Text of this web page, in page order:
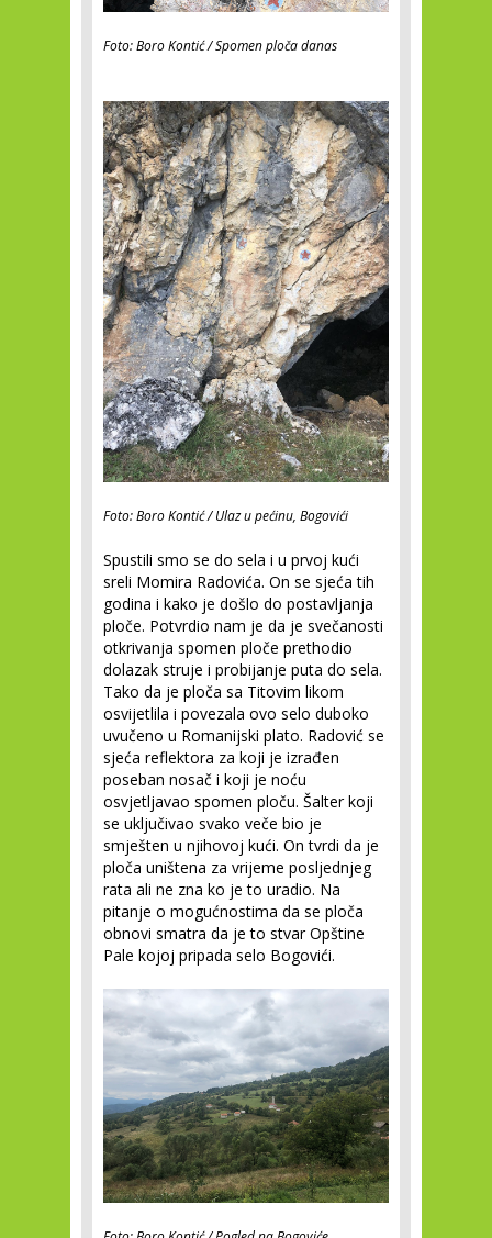
Foto: Boro Kontić / Spomen ploča danas
Foto: Boro Kontić / Ulaz u pećinu, Bogovići
Spustili smo se do sela i u prvoj kući
sreli Momira Radovića. On se sjeća tih
godina i kako je došlo do postavljanja
ploče. Potvrdio nam je da je svečanosti
otkrivanja spomen ploče prethodio
dolazak struje i probijanje puta do sela.
Tako da je ploča sa Titovim likom
osvijetlila i povezala ovo selo duboko
uvučeno u Romanijski plato. Radović se
sjeća reflektora za koji je izrađen
poseban nosač i koji je noću
osvjetljavao spomen ploču. Šalter koji
se uključivao svako veče bio je
smješten u njihovoj kući. On tvrdi da je
ploča uništena za vrijeme posljednjeg
rata ali ne zna ko je to uradio. Na
pitanje o mogućnostima da se ploča
obnovi smatra da je to stvar Opštine
Pale kojoj pripada selo Bogovići.